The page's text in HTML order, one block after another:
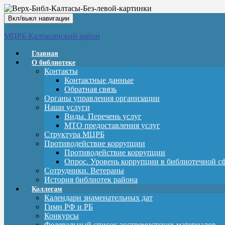
Вкл/выкл навигации
МЦРБ Калтасинский район
Главная
О библиотеке
Контакты
Контактные данные
Обратная связь
Органы управления организации
Наши услуги
Виды. Перечень услуг
МТО предоставления услуг
Структура МЦРБ
Противодействие коррупции
Противодействие коррупции
Опрос. Уровень коррупции в библиотечной
Сотрудники. Ветераны
История библиотек района
Коллегам
Календари знаменательных дат
Гимн РФ и РБ
Конкурсы